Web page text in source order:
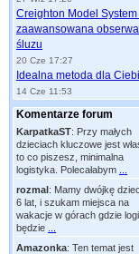
Creighton Model System
zaawansowana
śluzu
20 Cze 17:27
Idealna metoda dla
14 Cze 11:53
Komentarze forum
KarpatkaST: Przy małych
dzieciach kluczowe jest
to co piszesz, minimalna
logistyka. Polecałabym
rozmal: Mamy dwójkę
6 lat, i szukam miejsca na
wakacje w górach gdzie
będzie
Amazonka: Ten temat jest